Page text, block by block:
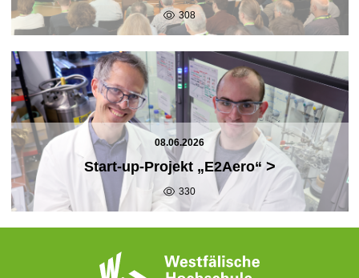
308
08.06.2026
Start-up-Projekt „E2Aero“ >
330